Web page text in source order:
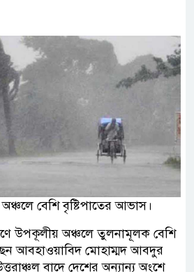
বেশি বৃষ্টিপাতের আভাস।
উপকূলীয় অঞ্চলে তুলনামূলক বেশি
আবহাওয়াবিদ মোহাম্মদ আবদুর
বাদে দেশের অন্যান্য অংশে